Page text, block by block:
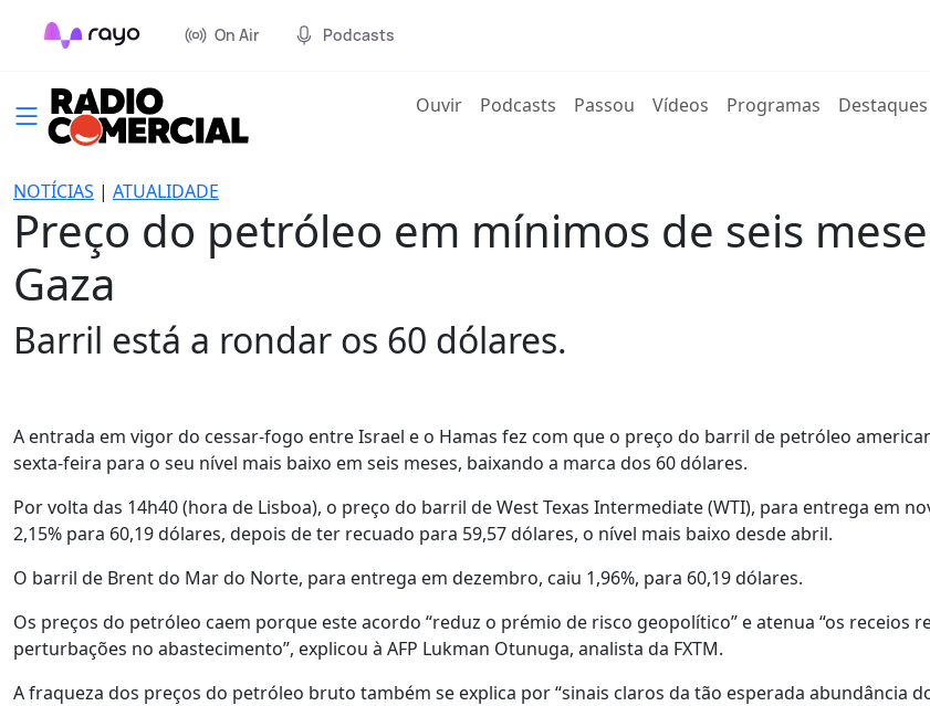
On Air Podcasts
Ouvir(current)
Podcasts Passou Vídeos Programas Destaques
NOTÍCIAS | ATUALIDADE
Preço do petróleo em mínimos de seis
Gaza
Barril está a rondar os 60 dólares.
A entrada em vigor do cessar-fogo entre Israel e o Hamas fez com que o preço do barril de petróleo
sexta-feira para o seu nível mais baixo em seis meses, baixando a marca dos 60 dólares.
Por volta das 14h40 (hora de Lisboa), o preço do barril de West Texas Intermediate (WTI), para entrega em
2,15% para 60,19 dólares, depois de ter recuado para 59,57 dólares, o nível mais baixo desde abril.
O barril de Brent do Mar do Norte, para entrega em dezembro, caiu 1,96%, para 60,19 dólares.
Os preços do petróleo caem porque este acordo “reduz o prémio de risco geopolítico” e atenua “os receios
perturbações no abastecimento”, explicou à AFP Lukman Otunuga, analista da FXTM.
A fraqueza dos preços do petróleo bruto também se explica por “sinais claros da tão esperada abundância